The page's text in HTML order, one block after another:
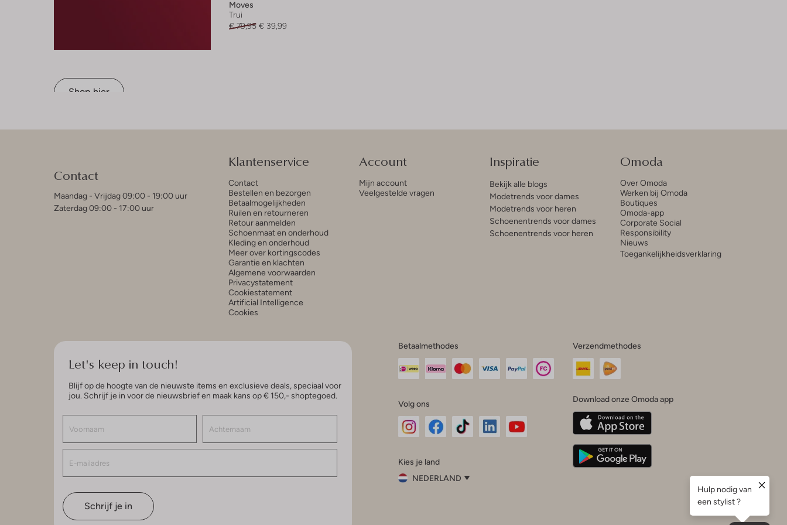
Shop hier
Moves
Trui
€ 79,95 € 39,99
Contact
Maandag - Vrijdag 09:00 - 19:00 uur
Zaterdag 09:00 - 17:00 uur
Klantenservice
Contact
Bestellen en bezorgen
Betaalmogelijkheden
Ruilen en retourneren
Retour aanmelden
Schoenmaat en onderhoud
Kleding en onderhoud
Meer over kortingscodes
Garantie en klachten
Algemene voorwaarden
Privacystatement
Cookiestatement
Artificial Intelligence
Cookies
Account
Mijn account
Veelgestelde vragen
Inspiratie
Bekijk alle blogs
Modetrends voor dames
Modetrends voor heren
Schoenentrends voor dames
Schoenentrends voor heren
Omoda
Over Omoda
Werken bij Omoda
Boutiques
Omoda-app
Corporate Social
Responsibility
Nieuws
Toegankelijkheidsverklaring
Let's keep in touch!
Blijf op de hoogte van de nieuwste items en exclusieve deals, speciaal voor
jou. Schrijf je in voor de nieuwsbrief en maak kans op € 150,- shoptegoed.
Schrijf je in
Betaalmethodes
Volg ons
InstagramFacebook
Kies je land
NEDERLAND
Verzendmethodes
Download onze Omoda app